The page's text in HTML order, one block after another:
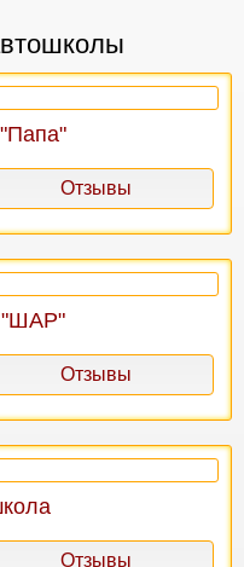
Отзывы
"ШАР"
Отзывы
Отзывы